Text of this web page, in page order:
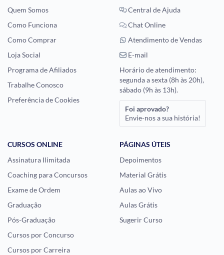
Quem Somos
Como Funciona
Como Comprar
Loja Social
Programa de Afiliados
Trabalhe Conosco
Preferência de Cookies
Central de Ajuda
Chat Online
Atendimento de Vendas
E-mail
Horário de atendimento:
segunda a sexta (8h às 20h),
sábado (9h às 13h).
Foi aprovado?
Envie-nos a sua história!
CURSOS ONLINE
Assinatura Ilimitada
Coaching para Concursos
Exame de Ordem
Graduação
Pós-Graduação
Cursos por Concurso
Cursos por Carreira
PÁGINAS ÚTEIS
Depoimentos
Material Grátis
Aulas ao Vivo
Aulas Grátis
Sugerir Curso